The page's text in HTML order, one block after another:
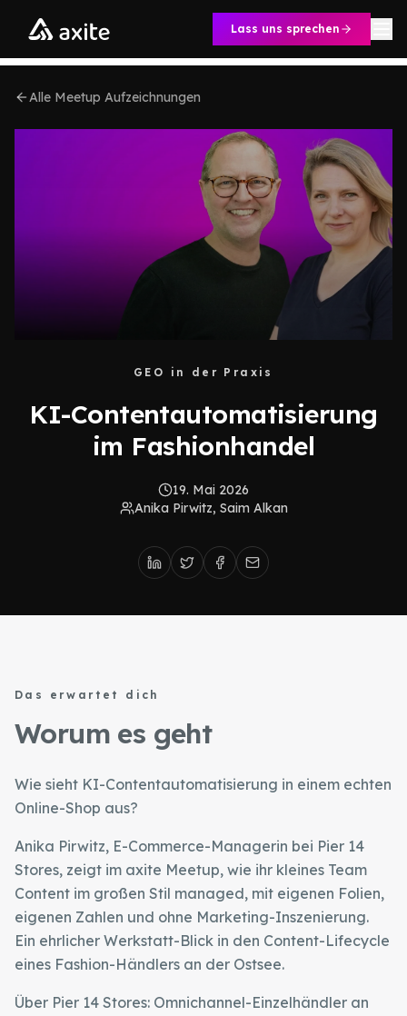
Lass uns sprechen
Alle Meetup Aufzeichnungen
GEO in der Praxis
KI-Contentautomatisierung
im Fashionhandel
19. Mai 2026
Anika Pirwitz, Saim Alkan
Das erwartet dich
Worum es geht
Wie sieht KI-Contentautomatisierung in einem echten
Online-Shop aus?
Anika Pirwitz, E-Commerce-Managerin bei Pier 14
Stores, zeigt im axite Meetup, wie ihr kleines Team
Content im großen Stil managed, mit eigenen Folien,
eigenen Zahlen und ohne Marketing-Inszenierung.
Ein ehrlicher Werkstatt-Blick in den Content-Lifecycle
eines Fashion-Händlers an der Ostsee.
Über Pier 14 Stores: Omnichannel-Einzelhändler an